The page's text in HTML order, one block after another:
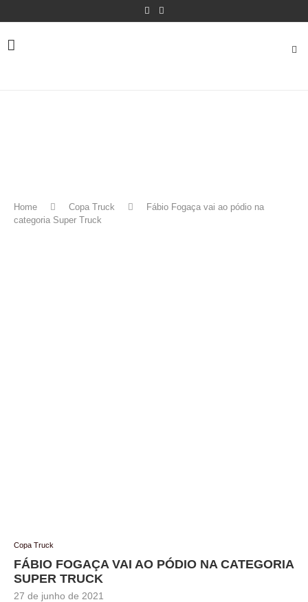
Home Copa Truck
Fábio Fogaça vai ao pódio na
categoria Super Truck
Copa Truck
FÁBIO FOGAÇA VAI AO PÓDIO NA CATEGORIA
SUPER TRUCK
27 de junho de 2021